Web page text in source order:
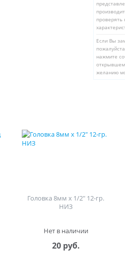
проверять
Если Вы
нажмите
желанию
Головка 8мм х 1/2" 12-гр.
НИЗ
Нет в наличии
20 руб.